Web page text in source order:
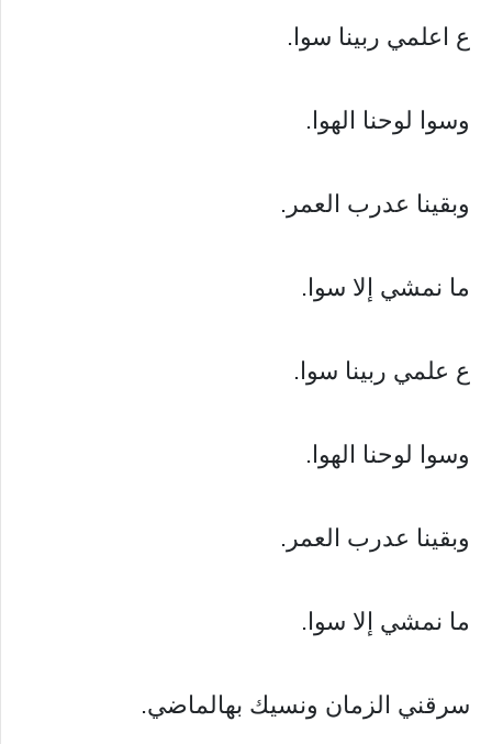
ع اعلمي ربينا سوا.
وسوا لوحنا الهوا.
وبقينا عدرب العمر.
ما نمشي إلا سوا.
ع علمي ربينا سوا.
وسوا لوحنا الهوا.
وبقينا عدرب العمر.
ما نمشي إلا سوا.
سرقني الزمان ونسيك بهالماضي.